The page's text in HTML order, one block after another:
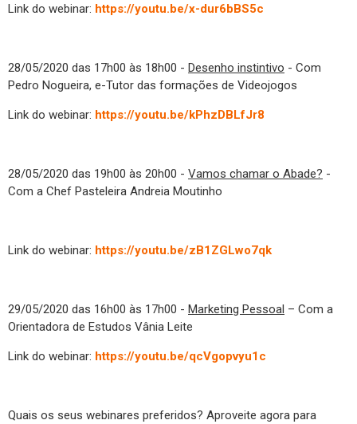
Link do webinar: https://youtu.be/x-dur6bBS5c
28/05/2020 das 17h00 às 18h00 - Desenho instintivo - Com
Pedro Nogueira, e-Tutor das formações de Videojogos
Link do webinar: https://youtu.be/kPhzDBLfJr8
28/05/2020 das 19h00 às 20h00 - Vamos chamar o Abade? -
Com a Chef Pasteleira Andreia Moutinho
Link do webinar: https://youtu.be/zB1ZGLwo7qk
29/05/2020 das 16h00 às 17h00 - Marketing Pessoal – Com a
Orientadora de Estudos Vânia Leite
Link do webinar: https://youtu.be/qcVgopvyu1c
Quais os seus webinares preferidos? Aproveite agora para